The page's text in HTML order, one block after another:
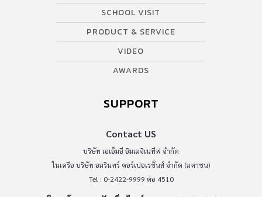
SCHOOL VISIT
PRODUCT & SERVICE
VIDEO
AWARDS
SUPPORT
Contact US
บริษัท เอเอ็มอี อิมเมจิเนทีฟ จำกัด
ในเครือ บริษัท อมรินทร์ คอร์เปอเรชั่นส์ จำกัด (มหาชน)
Tel : 0-2422-9999 ต่อ 4510